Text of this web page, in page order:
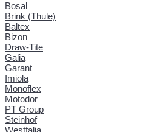
Bosal
Brink (Thule)
Baltex
Bizon
Draw-Tite
Galia
Garant
Imiola
Monoflex
Motodor
PT Group
Steinhof
Westfalia